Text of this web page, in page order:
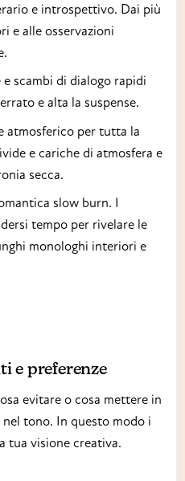
e introspettivo. Dai più
e alle osservazioni
scambi di dialogo rapidi
e alta la suspense.
atmosferico per tutta la
e cariche di atmosfera e
secca.
slow burn. I
tempo per rivelare le
monologhi interiori e
e preferenze
evitare o cosa mettere in
tono. In questo modo i
tua visione creativa.